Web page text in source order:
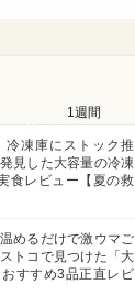
1週間
冷凍庫にストック推
見した大容量の冷凍
食レビュー【夏の救
めるだけで激ウマご
トコで見つけた「大
すすめ3品正直レビ